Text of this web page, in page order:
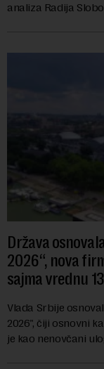
analiza Radija
Država
2026“, nova
sajma vrednu
Vlada Srbije
2026", čiji osnovni
je kao nenovčani